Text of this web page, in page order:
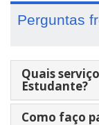
Perguntas
Quais
Estudante?
Como faço